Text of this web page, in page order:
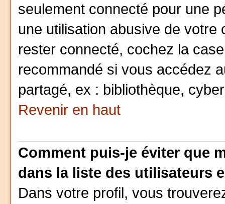
seulement connecté pour une
une utilisation abusive de
rester connecté, cochez la
recommandé si vous accédez
partagé, ex : bibliothèque,
Revenir en haut
Comment puis-je éviter que
dans la liste des utilisateurs
Dans votre profil, vous